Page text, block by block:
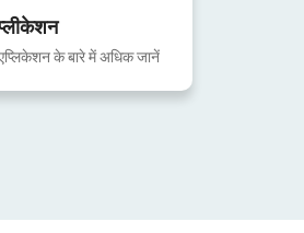
के बारे में अधिक जानें